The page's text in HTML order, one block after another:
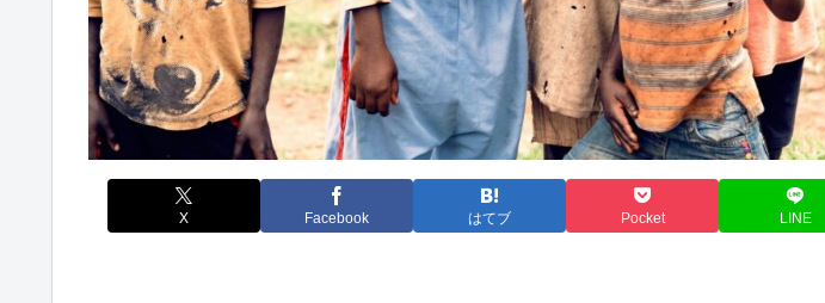
X Facebook はてブ Pocket LINE